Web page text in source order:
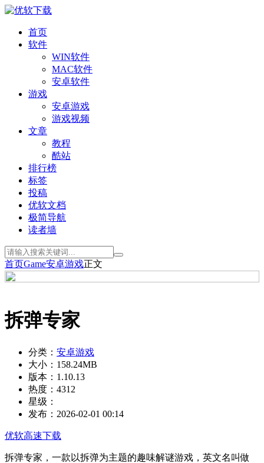
首页
软件
WIN软件
MAC软件
安卓软件
游戏
安卓游戏
游戏视频
文章
教程
酷站
排行榜
标签
投稿
优软文档
极简导航
读者墙
首页Game安卓游戏正文
拆弹专家
分类： 安卓游戏
大小： 158.24MB
版本： 1.10.13
热度： 4312
星级：
发布： 2026-02-01 00:14
优软高速下载
拆弹专家，一款以拆弹为主题的趣味解谜游戏，英文名叫做